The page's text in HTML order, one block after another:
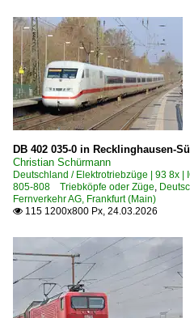
Radbruch
Rathenow
Rheda-Wiedenbrück
Rheine
Rheydt
Salzbergen
Schkopau
Solingen Hbf (ehemals
Steinbach am Wald
Stendal Hbf ·LS·
DB 402 035-0 in Recklinghausen-
Christian Schürmann
Deutschland / Elektrotriebzüge | 93 8x |
805-808 Triebköpfe oder Züge,
Fernverkehr AG, Frankfurt (Main)
 115 1200x800 Px, 24.03.2026